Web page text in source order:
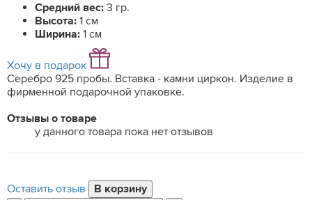
Средний вес: 3 гр.
Высота: 1 см
Ширина: 1 см
Хочу в подарок
Серебро 925 пробы. Вставка - камни циркон. Изделие в
фирменной подарочной упаковке.
Отзывы о товаре
у данного товара пока нет отзывов
Оставить отзыв